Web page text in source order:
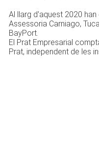
Al llarg d'aquest 2020
Assessoria Carniago,
BayPort.
El Prat Empresarial
Prat, independent de les